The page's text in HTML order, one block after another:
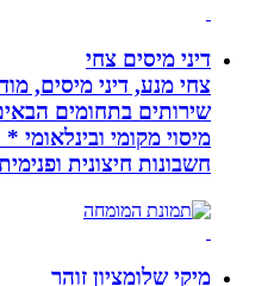
דיני מיסים צחי
צחי מנע, דיני מיסים,
שירותים בתחומים הבאים : *
מיסוי מקומי ובינלאומי *
חשבונות חיצונית ופנימית
מיקי שלומציון זוהר